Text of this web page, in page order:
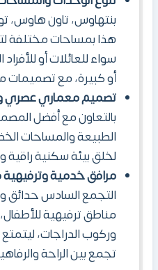
بنتهاوس، تاون هاوس،
هذا بمساحات مختلفة
سواء للعائلات أو
أو كبيرة، مع تصميمات
تصميم معماري عصري
بالتعاون مع أفضل
الطبيعة والمساحات
لخلق بيئة سكنية راقية
مرافق خدمية
التجمع السادس حدائق
مناطق ترفيهية
وركوب الدراجات،
تجمع بين الراحة